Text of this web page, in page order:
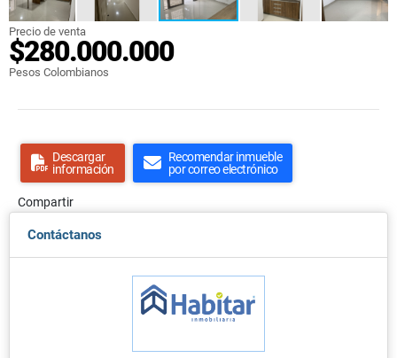
Precio de venta
$280.000.000
Pesos Colombianos
Descargar
información
Recomendar inmueble
por correo electrónico
Compartir
Contáctanos